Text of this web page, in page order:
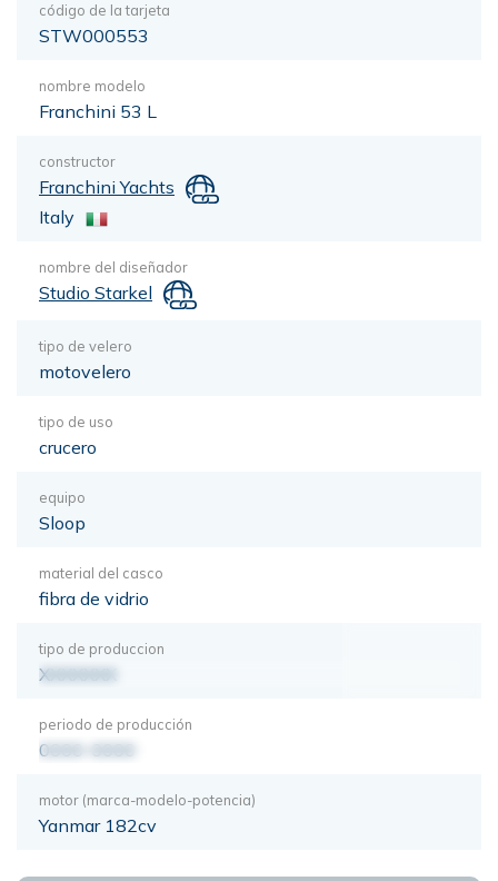
código de la tarjeta
STW000553
nombre modelo
Franchini 53 L
constructor
Franchini Yachts
Italy
nombre del diseñador
Studio Starkel
tipo de velero
motovelero
tipo de uso
crucero
equipo
Sloop
material del casco
fibra de vidrio
tipo de produccion
XXXXXXX
periodo de producción
0000-0000
motor (marca-modelo-potencia)
Yanmar 182cv